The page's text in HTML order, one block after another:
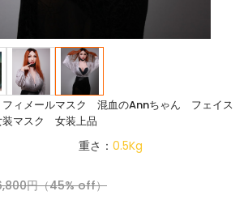
フィメールマスク 混血のAnnちゃん フェイス
マスク 女装上品
重さ： 0.5Kg
円（45% off）